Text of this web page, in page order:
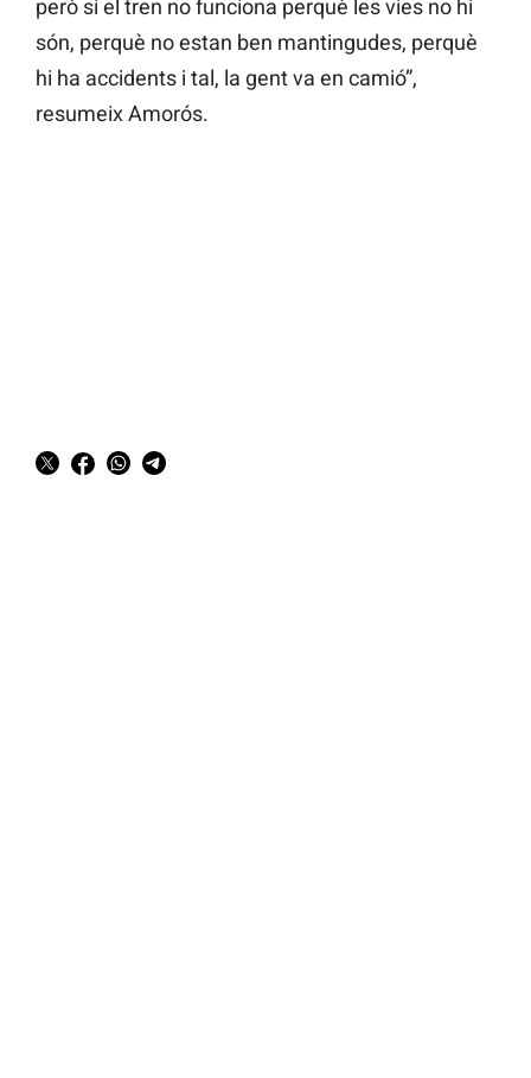
però si el tren no funciona perquè les vies no hi
són, perquè no estan ben mantingudes, perquè
hi ha accidents i tal, la gent va en camió”,
resumeix Amorós.